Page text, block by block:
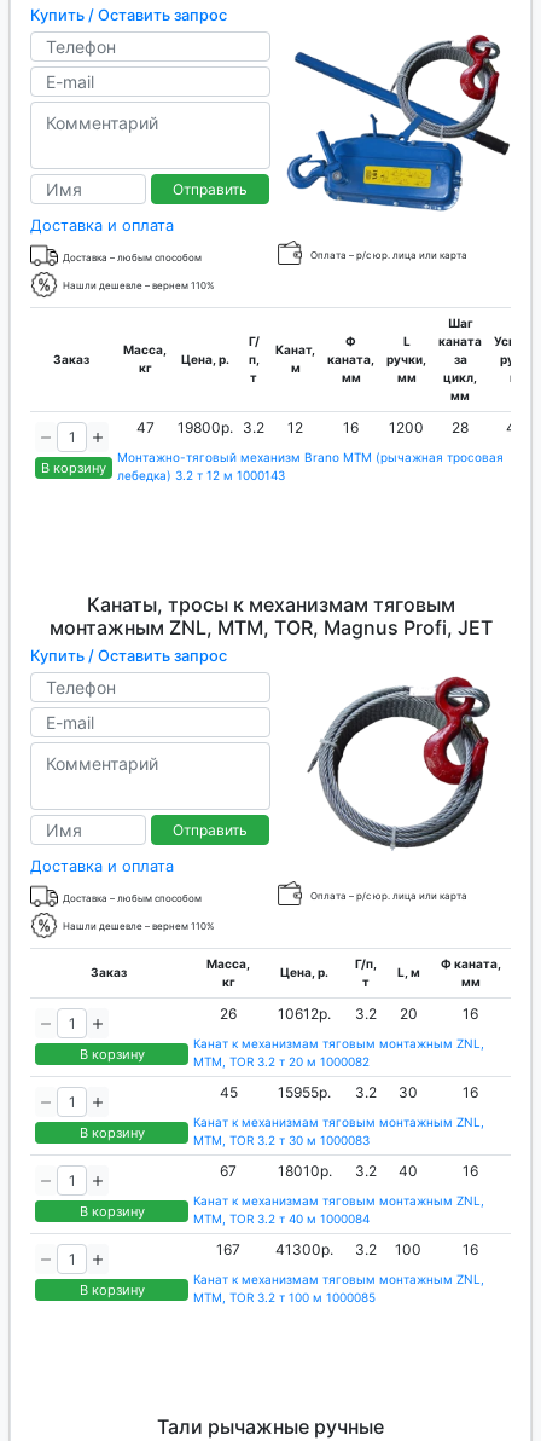
Купить / Оставить запрос
Отправить
Доставка и оплата
Доставка – любым способом Оплата – р/с юр. лица или карта
Нашли дешевле – вернем 110%
Заказ
Масса,
кг
Цена, р.
Г/
п,
т
Канат,
м
Ф
каната,
мм
L
ручки,
мм
Шаг
каната
за
цикл,
мм
Усилие
руки,
кг
В корзину
47 19800р. 3.2 12 16 1200 28 44
Монтажно-тяговый механизм Brano МТМ (рычажная тросовая
лебедка) 3.2 т 12 м 1000143
Канаты, тросы к механизмам тяговым
монтажным ZNL, МТМ, TOR, Magnus Profi, JET
Купить / Оставить запрос
Отправить
Доставка и оплата
Доставка – любым способом Оплата – р/с юр. лица или карта
Нашли дешевле – вернем 110%
Заказ
Масса,
кг
Цена, р.
Г/п,
т
L, м
Ф каната,
мм
В корзину
26 10612р. 3.2 20 16
Канат к механизмам тяговым монтажным ZNL,
МТМ, TOR 3.2 т 20 м 1000082
В корзину
45 15955р. 3.2 30 16
Канат к механизмам тяговым монтажным ZNL,
МТМ, TOR 3.2 т 30 м 1000083
В корзину
67 18010р. 3.2 40 16
Канат к механизмам тяговым монтажным ZNL,
МТМ, TOR 3.2 т 40 м 1000084
В корзину
167 41300р. 3.2 100 16
Канат к механизмам тяговым монтажным ZNL,
МТМ, TOR 3.2 т 100 м 1000085
Тали рычажные ручные